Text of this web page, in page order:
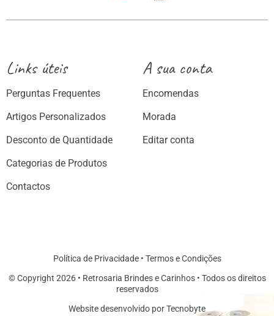
Links úteis
Perguntas Frequentes
Artigos Personalizados
Desconto de Quantidade
Categorias de Produtos
Contactos
A sua conta
Encomendas
Morada
Editar conta
Política de Privacidade• Termos e Condições
© Copyright 2026 • Retrosaria Brindes e Carinhos • Todos os direitos
reservados
Website desenvolvido por Tecnobyte